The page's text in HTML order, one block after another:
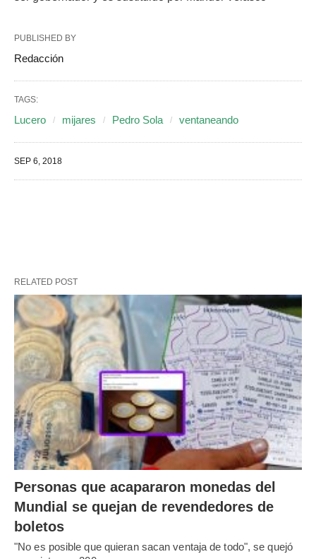
PUBLISHED BY
Redacción
TAGS:
Lucero mijares Pedro Sola ventaneando
SEP 6, 2018
RELATED POST
Personas que acapararon monedas del
Mundial se quejan de revendedores de
boletos
"No es posible que quieran sacan ventaja de todo", se quejó